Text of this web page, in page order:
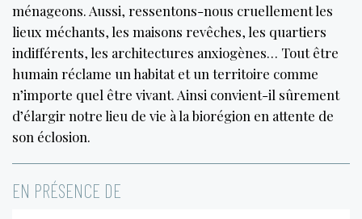
ménageons. Aussi, ressentons-nous cruellement les
lieux méchants, les maisons revêches, les quartiers
indifférents, les architectures anxiogènes… Tout être
humain réclame un habitat et un territoire comme
n’importe quel être vivant. Ainsi convient-il sûrement
d’élargir notre lieu de vie à la biorégion en attente de
son éclosion.
EN PRÉSENCE DE